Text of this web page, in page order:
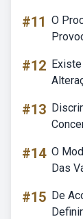
#11 O
#12
#13
#14 O
Das
#15 De